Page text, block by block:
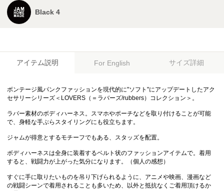
Black 4
アイテム説明 For English サイズ詳細
ボンテージ風パンクファッションを現代的に"ソフト"にアップデートしたアク
セサリーシリーズ＜LOVERS（＝ラバーズ/rubbers）コレクション＞。
ラバー素材のボディハーネス。スマホやポーチなどを取り付けることが可能
で、身軽な手ぶらスタイリングにも役立ちます。
ジャムが得意とするモチーフでもある、スタッズを配置。
ボディハーネスは全身に装着するベルト状のファッションアイテムで。着用
すると、戦闘力が上がった気分になります。（個人の感想）
すぐに手に取りたいものを吊り下げられるように、アニメや映画、漫画など
の戦闘シーンで着用されることも多いため、以外と抵抗なくご着用頂けるか